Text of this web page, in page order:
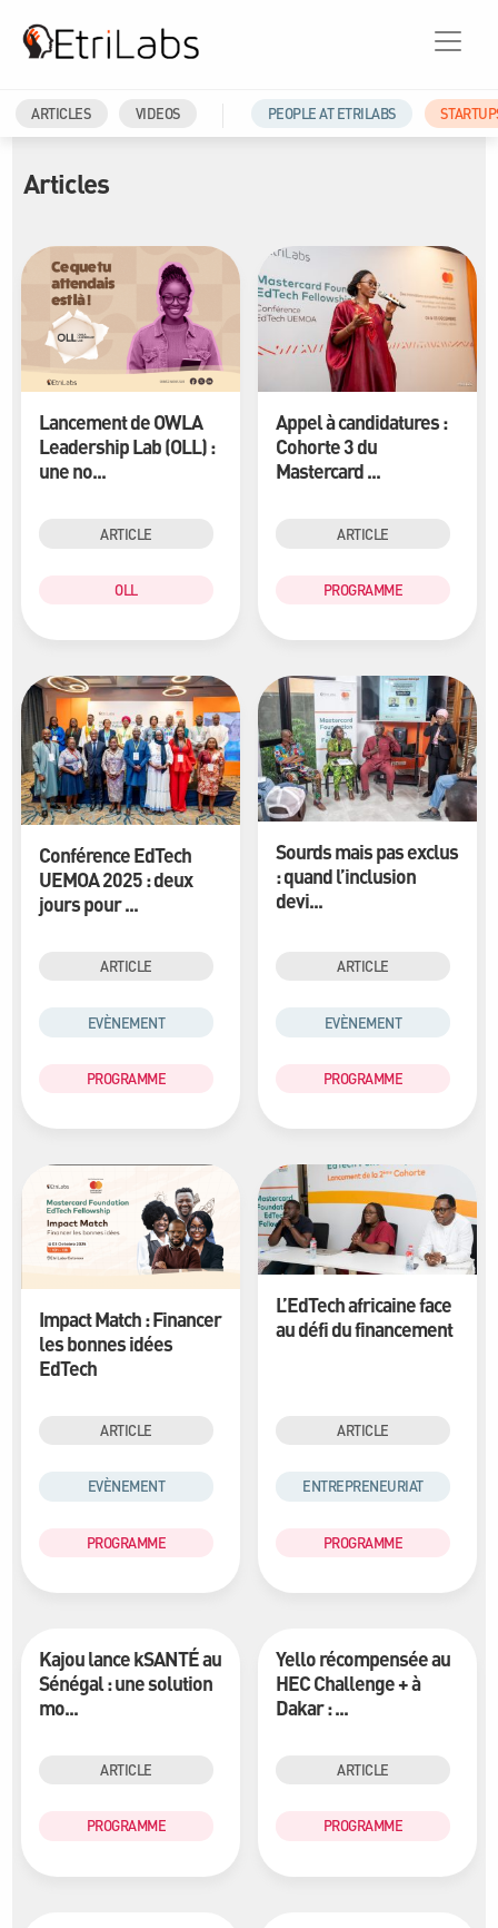
ARTICLES VIDEOS PEOPLE AT ETRILABS
Articles
Lancement de OWLA
Leadership Lab (OLL) :
une no...
ARTICLE
OLL
Appel à candidatures :
Cohorte 3 du
Mastercard ...
ARTICLE
PROGRAMME
Conférence EdTech
UEMOA 2025 : deux
jours pour ...
ARTICLE
EVÈNEMENT
PROGRAMME
Sourds mais pas exclus
: quand l’inclusion
devi...
ARTICLE
EVÈNEMENT
PROGRAMME
Impact Match : Financer
les bonnes idées
EdTech
ARTICLE
EVÈNEMENT
PROGRAMME
L’EdTech africaine face
au défi du financement
ARTICLE
ENTREPRENEURIAT
PROGRAMME
Kajou lance kSANTÉ au
Sénégal : une solution
mo...
ARTICLE
PROGRAMME
Yello récompensée au
HEC Challenge + à
Dakar : ...
ARTICLE
PROGRAMME